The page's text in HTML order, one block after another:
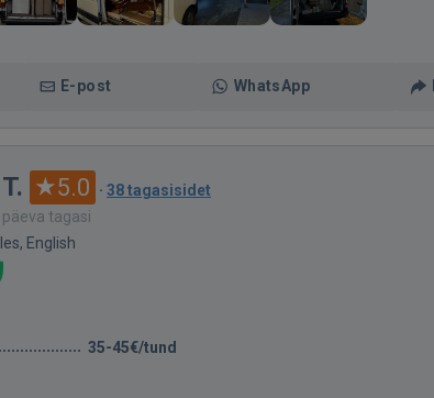
E-post WhatsApp
5.0 · 38 tagasisidet
päeva tagasi
English
35-45€/tund